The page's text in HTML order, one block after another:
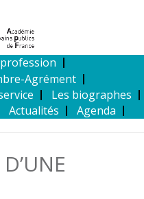
Agrément
Les biographes
Actualités Agenda